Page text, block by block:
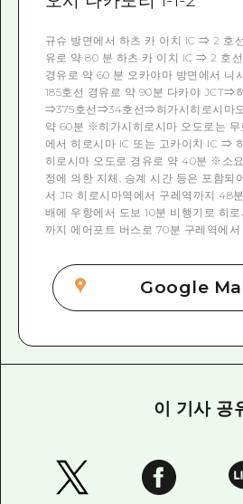
규슈 방면에서 하츠 카 이치 IC ⇒ 2 호
유로 약 80 분 하츠 카 이치 IC ⇒ 2 호
경유로 약 60 분 오카야마 방면에서
185호선 경유로 약 90분 다카야 JCT⇒
⇒375호선⇒34호선⇒히가시히로시마
약 60분 ※히가시히로시마 오도로는 무
에서 히로시마 IC 또는 고카이치 IC ⇒
히로시마 오도로 경유로 약 40분 ※소
정에 의한 지체, 승계 시간 등은 포함되
서 JR 히로시마역에서 구레역까지 48
배에 우항에서 도보 10분 비행기로 히
까지 에어포트 버스로 70분 구레역에서
Google
이 기사 공